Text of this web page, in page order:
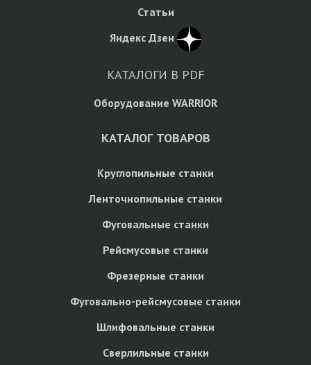
Статьи
Яндекс Дзен
КАТАЛОГИ В PDF
Оборудование WARRIOR
КАТАЛОГ ТОВАРОВ
Круглопильные станки
Ленточнопильные станки
Фуговальные станки
Рейсмусовые станки
Фрезерные станки
Фуговально-рейсмусовые станки
Шлифовальные станки
Сверлильные станки